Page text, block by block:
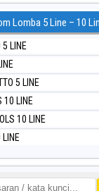
Lomba 5 Line – 10
LINE
5 LINE
10 LINE
10 LINE